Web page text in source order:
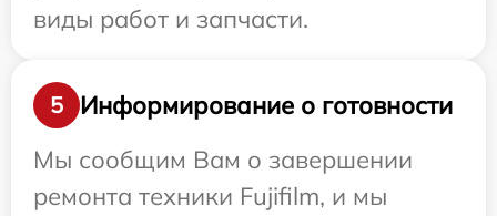
виды работ и запчасти.
5
Информирование о готовности
Мы сообщим Вам о завершении
ремонта техники Fujifilm, и мы